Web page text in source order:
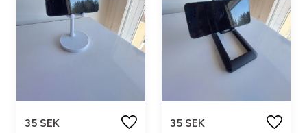
35 SEK 35 SEK